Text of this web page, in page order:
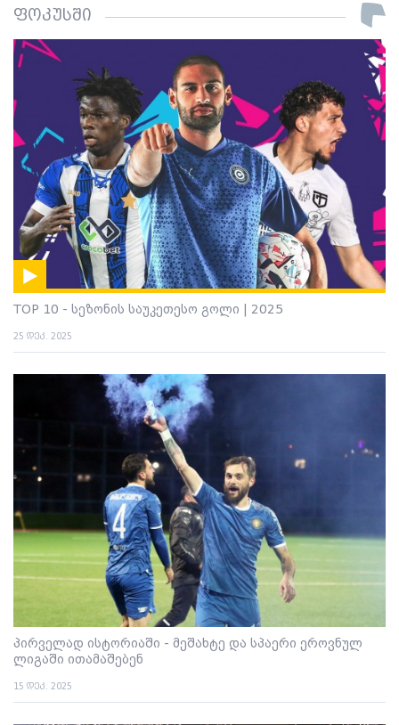
ფოკუსში
TOP 10 - სეზონის საუკეთესო გოლი | 2025
25 დეკ. 2025
პირველად ისტორიაში - მეშახტე და სპაერი ეროვნულ
ლიგაში ითამაშებენ
15 დეკ. 2025